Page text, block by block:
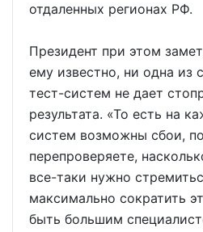
отдаленных регионах РФ.
Президент при этом
ему известно, ни одна из
тест-систем не дает
результата. «То есть на
систем возможны сбои,
перепроверяете,
все-таки нужно
максимально сократить
быть большим